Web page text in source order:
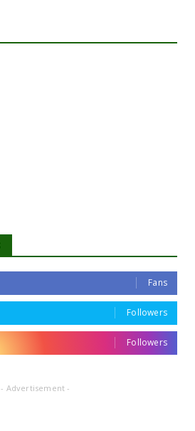
Fans
Followers
Followers
- Advertisement -